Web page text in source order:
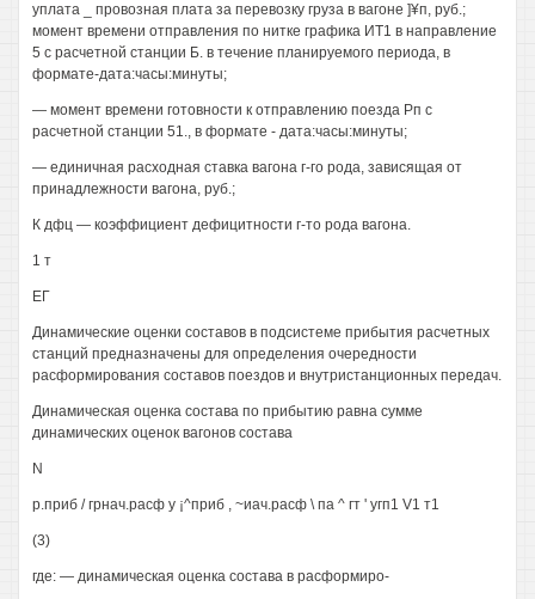
уплата _ провозная плата за перевозку груза в вагоне ]¥п, руб.;
момент времени отправления по нитке графика ИТ1 в направление
5 с расчетной станции Б. в течение планируемого периода, в
формате-дата:часы:минуты;
— момент времени готовности к отправлению поезда Рп с
расчетной станции 51., в формате - дата:часы:минуты;
— единичная расходная ставка вагона г-го рода, зависящая от
принадлежности вагона, руб.;
К дфц — коэффициент дефицитности г-то рода вагона.
1 т
ЕГ
Динамические оценки составов в подсистеме прибытия расчетных
станций предназначены для определения очередности
расформирования составов поездов и внутристанционных передач.
Динамическая оценка состава по прибытию равна сумме
динамических оценок вагонов состава
N
р.приб / грнач.расф у ¡^приб , ~иач.расф \ па ^ гт ' угп1 V1 т1
(3)
где: — динамическая оценка состава в расформиро-